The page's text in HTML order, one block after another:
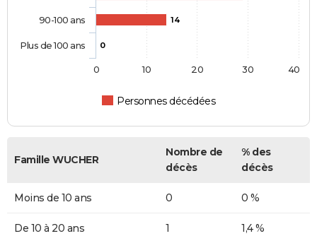
14
0
Personnes décédées
90-100 ans
Plus de 100 ans
0 10 20 30 40
Famille WUCHER
Nombre de
décès
% des
décès
Moins de 10 ans 0 0 %
De 10 à 20 ans 1 1,4 %